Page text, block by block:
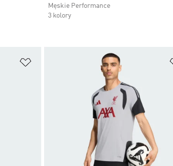
Męskie Performance
3 kolory
Dodaj do listy życzeń